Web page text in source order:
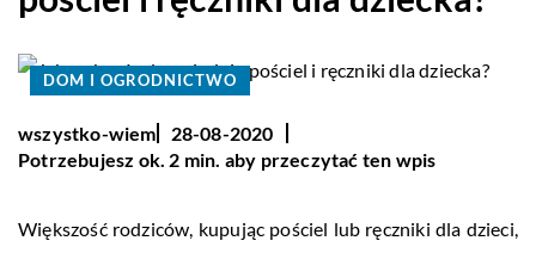
DOM I OGRODNICTWO
wszystko-wiem
28-08-2020
Potrzebujesz ok. 2 min. aby przeczytać ten wpis
Większość rodziców, kupując pościel lub ręczniki dla dzieci,